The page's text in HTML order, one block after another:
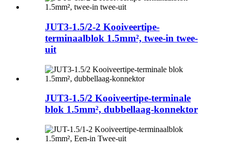
JUT3-1.5/2-2 Kooiveertipe-
terminaalblok 1.5mm², twee-in twee-
uit
JUT3-1.5/2 Kooiveertipe-terminale
blok 1.5mm², dubbellaag-konnektor